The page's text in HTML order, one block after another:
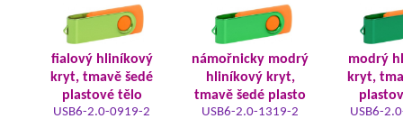
fialový hliníkový
kryt, tmavě šedé
plastové tělo
USB6-2.0-0919-2
námořnicky modrý
hliníkový kryt,
tmavě šedé plasto
USB6-2.0-1319-2
modrý
kryt,
USB6-